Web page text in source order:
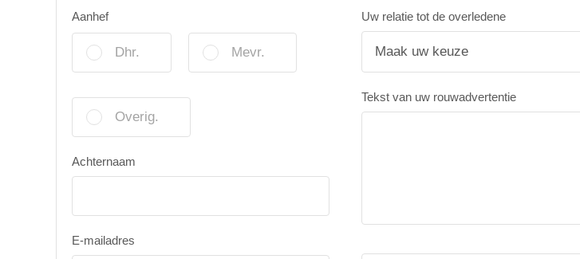
Aanhef
Dhr. Mevr.
Overig.
Achternaam
E-mailadres
Uw relatie tot de overledene
Tekst van uw rouwadvertentie